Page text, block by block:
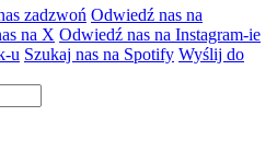
zadzwoń Odwiedź nas na
na X Odwiedź nas na Instagram-ie
u Szukaj nas na Spotify Wyślij do